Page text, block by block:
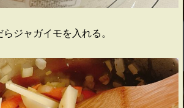
ジャガイモを入れる。